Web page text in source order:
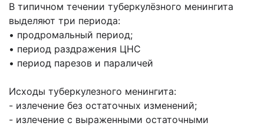
В типичном течении туберкулёзного менингита
выделяют три периода:
• продромальный период;
• период раздражения ЦНС
• период парезов и параличей
Исходы туберкулезного менингита:
- излечение без остаточных изменений;
- излечение с выраженными остаточными